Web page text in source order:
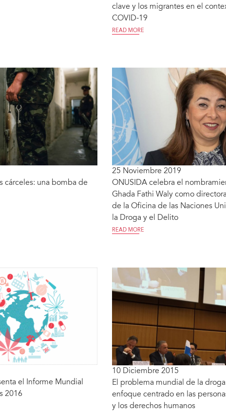
clave y los migrantes en el
COVID-19
READ MORE
cárceles: una bomba de
25 Noviembre 2019
ONUSIDA celebra el
Ghada Fathi Waly como
de la Oficina de las Naciones
la Droga y el Delito
READ MORE
el Informe Mundial
2016
10 Diciembre 2015
El problema mundial de la
enfoque centrado en las
y los derechos humanos